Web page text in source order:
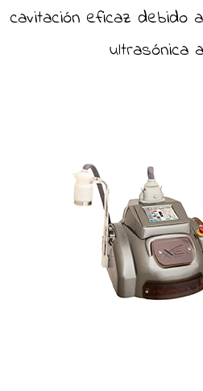
cavitación eficaz debido
ultrasónica